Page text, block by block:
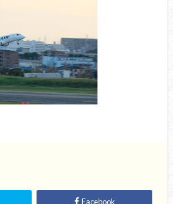
Facebook